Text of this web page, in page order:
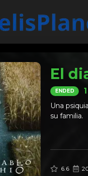
El
ENDED 1
Una
su familia.
6.6